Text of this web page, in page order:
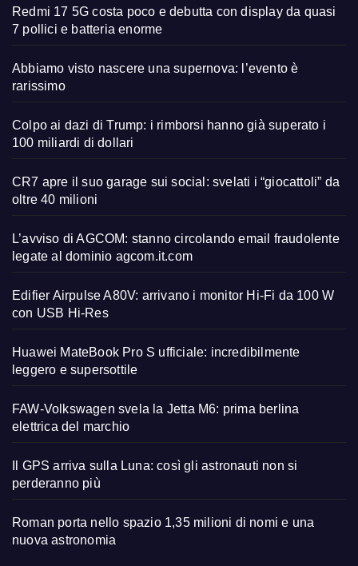
Redmi 17 5G costa poco e debutta con display da quasi
7 pollici e batteria enorme
Abbiamo visto nascere una supernova: l’evento è
rarissimo
Colpo ai dazi di Trump: i rimborsi hanno già superato i
100 miliardi di dollari
CR7 apre il suo garage sui social: svelati i “giocattoli” da
oltre 40 milioni
L’avviso di AGCOM: stanno circolando email fraudolente
legate al dominio agcom.it.com
Edifier Airpulse A80V: arrivano i monitor Hi-Fi da 100 W
con USB Hi-Res
Huawei MateBook Pro S ufficiale: incredibilmente
leggero e supersottile
FAW-Volkswagen svela la Jetta M6: prima berlina
elettrica del marchio
Il GPS arriva sulla Luna: così gli astronauti non si
perderanno più
Roman porta nello spazio 1,35 milioni di nomi e una
nuova astronomia